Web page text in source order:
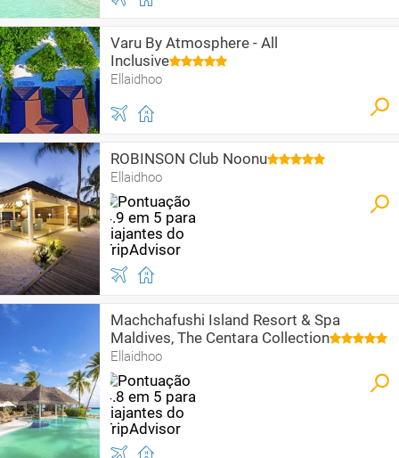
Varu By Atmosphere - All
Inclusive
Ellaidhoo
ROBINSON Club Noonu
Ellaidhoo
Machchafushi Island Resort & Spa
Maldives, The Centara Collection
Ellaidhoo